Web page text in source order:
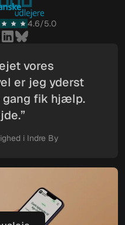
4.6/5.0
vores
er jeg yderst
gang fik hjælp.
i Indre By